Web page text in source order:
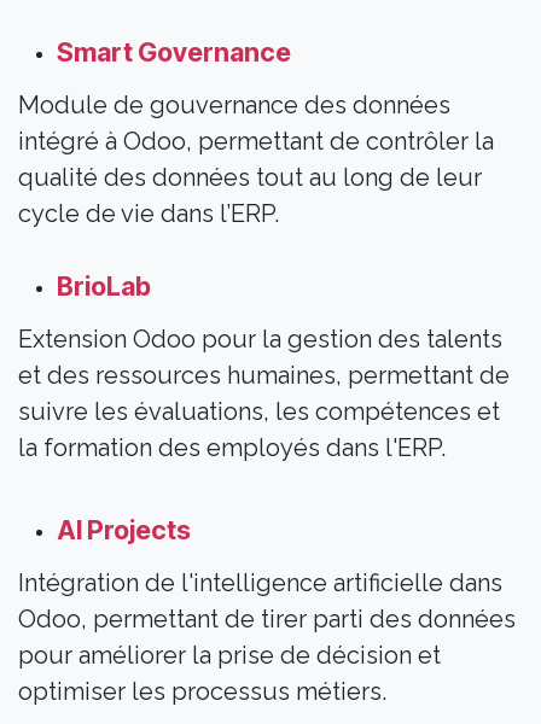
Smart Governance
Module de gouvernance des données
intégré à Odoo, permettant de contrôler la
qualité des données tout au long de leur
cycle de vie dans l’ERP.
BrioLab
Extension Odoo pour la gestion des talents
et des ressources humaines, permettant de
suivre les évaluations, les compétences et
la formation des employés dans l'ERP.
AI Projects
Intégration de l'intelligence artificielle dans
Odoo, permettant de tirer parti des données
pour améliorer la prise de décision et
optimiser les processus métiers.